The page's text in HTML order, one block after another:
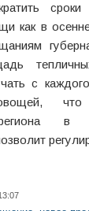
как в
с
что
в